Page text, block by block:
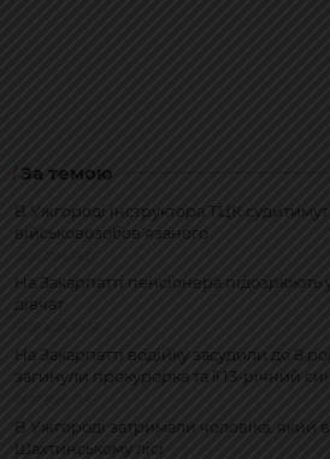
За темою
В Ужгороді інструктора ТЦК
військовозобов’язаного
На Закарпатті пенсіонера підозрюють
дівчат
На Закарпатті водійку засудили до 8
загинули прокурорка та її 13-річний син
В Ужгороді затримали чоловіка, який
Шахтинському лісі